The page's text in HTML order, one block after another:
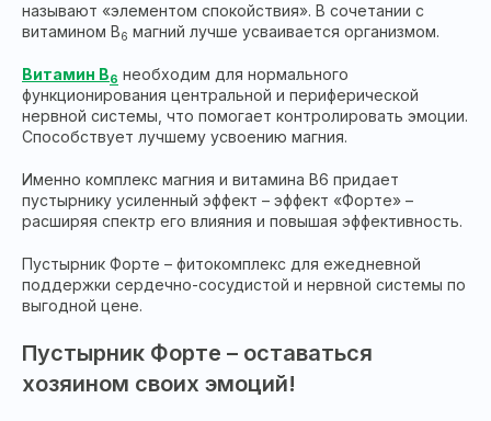
называют «элементом спокойствия». В сочетании с
витамином В6 магний лучше усваивается организмом.
Витамин В6 необходим для нормального
функционирования центральной и периферической
нервной системы, что помогает контролировать эмоции.
Способствует лучшему усвоению магния.
Именно комплекс магния и витамина В6 придает
пустырнику усиленный эффект – эффект «Форте» –
расширяя спектр его влияния и повышая эффективность.
Пустырник Форте – фитокомплекс для ежедневной
поддержки сердечно-сосудистой и нервной системы по
выгодной цене.
Пустырник Форте – оставаться
хозяином своих эмоций!